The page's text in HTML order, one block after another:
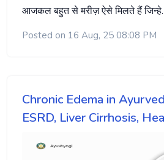
आजकल बहुत से मरीज़ ऐसे मिलते हैं
Posted on 16 Aug, 25 08:08 PM
Chronic Edema in
ESRD, Liver Cirrhosis,